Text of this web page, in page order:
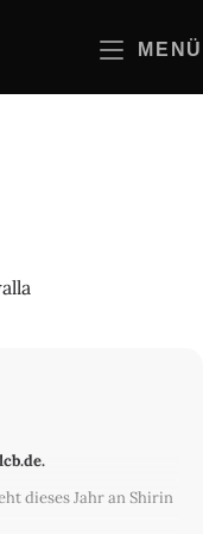
MENÜ
dieses Jahr an Shirin